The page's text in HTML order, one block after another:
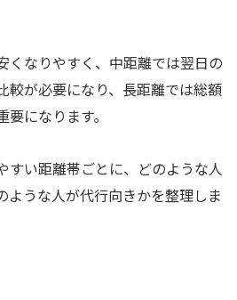
くなりやすく、中距離では翌日の
較が必要になり、長距離では総額
になります。
すい距離帯ごとに、どのような人
ような人が代行向きかを整理しま